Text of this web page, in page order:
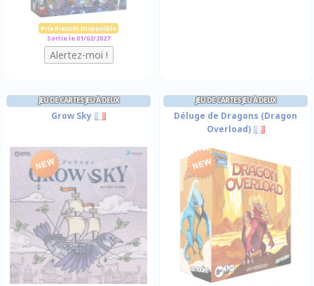
Prix Bientôt Disponible
Sortie le 01/02/2027
JEU DE CARTES JEU À DEUX
Grow Sky
JEU DE CARTES JEU À DEUX
Déluge de Dragons (Dragon
Overload)